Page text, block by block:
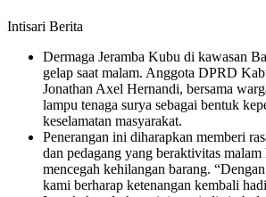
Intisari Berita
Dermaga Jeramba Kubu di kawasan
gelap saat malam. Anggota DPRD
Jonathan Axel Hernandi, bersama
lampu tenaga surya sebagai bentuk
keselamatan masyarakat.
Penerangan ini diharapkan memberi
dan pedagang yang beraktivitas
mencegah kehilangan barang.
kami berharap ketenangan kembali